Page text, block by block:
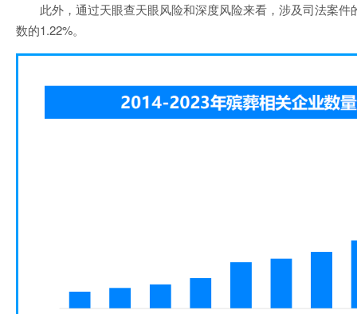
此外，通过天眼查天眼风险和深度风险来看，涉及司法案件
数的1.22%。